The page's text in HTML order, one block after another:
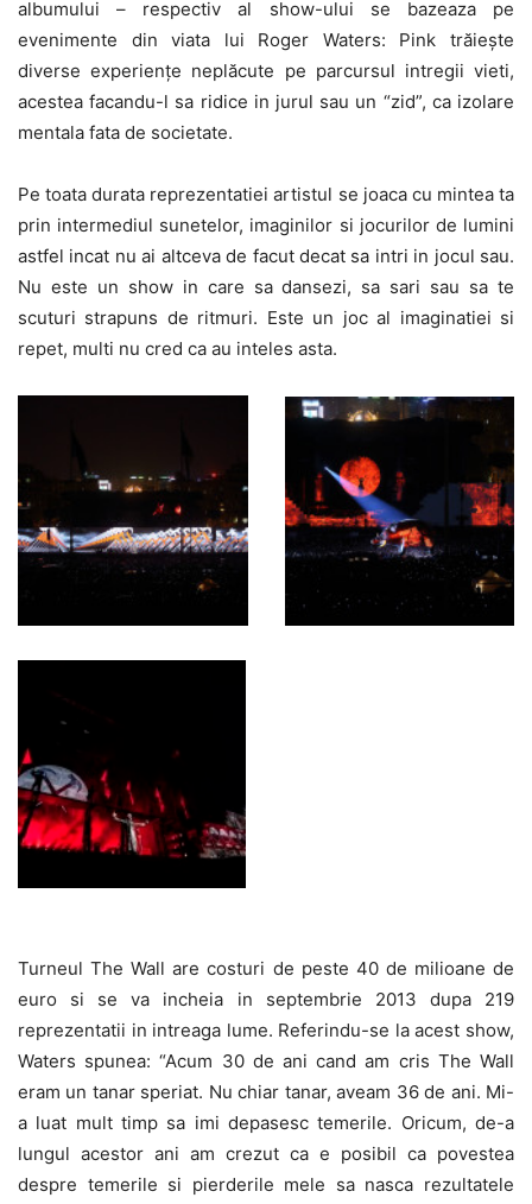
albumului – respectiv al show-ului se bazeaza pe
evenimente din viata lui Roger Waters: Pink trăiește
diverse experiențe neplăcute pe parcursul intregii vieti,
acestea facandu-l sa ridice in jurul sau un “zid”, ca izolare
mentala fata de societate.
Pe toata durata reprezentatiei artistul se joaca cu mintea ta
prin intermediul sunetelor, imaginilor si jocurilor de lumini
astfel incat nu ai altceva de facut decat sa intri in jocul sau.
Nu este un show in care sa dansezi, sa sari sau sa te
scuturi strapuns de ritmuri. Este un joc al imaginatiei si
repet, multi nu cred ca au inteles asta.
Turneul The Wall are costuri de peste 40 de milioane de
euro si se va incheia in septembrie 2013 dupa 219
reprezentatii in intreaga lume. Referindu-se la acest show,
Waters spunea: “Acum 30 de ani cand am cris The Wall
eram un tanar speriat. Nu chiar tanar, aveam 36 de ani. Mi-
a luat mult timp sa imi depasesc temerile. Oricum, de-a
lungul acestor ani am crezut ca e posibil ca povestea
despre temerile si pierderile mele sa nasca rezultatele